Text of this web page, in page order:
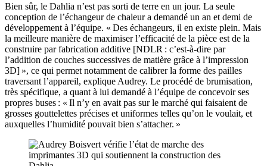
Bien sûr, le Dahlia n’est pas sorti de terre en un jour. La seule
conception de l’échangeur de chaleur a demandé un an et demi de
développement à l’équipe. « Des échangeurs, il en existe plein. Mais
la meilleure manière de maximiser l’efficacité de la pièce est de la
construire ​​​​par fabrication additive ​[NDLR : c’est-à-dire par
l’addition de couches successives de matière grâce à l’impression
3D]​ », ce qui permet notamment de calibrer la forme des pailles
traversant l’appareil, explique Audrey. Le procédé de brumisation,
très spécifique, a quant à lui demandé à l’équipe de concevoir ses
propres buses : « Il n’y en avait pas sur le marché qui faisaient de
grosses gouttelettes précises et uniformes telles qu’on le voulait, et
auxquelles l’humidité pouvait bien s’attacher. »